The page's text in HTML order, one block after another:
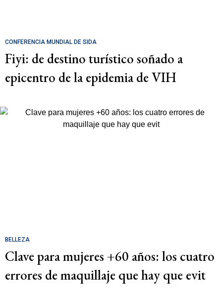
CONFERENCIA MUNDIAL DE SIDA
Fiyi: de destino turístico soñado a
epicentro de la epidemia de VIH
BELLEZA
Clave para mujeres +60 años: los cuatro
errores de maquillaje que hay que evit